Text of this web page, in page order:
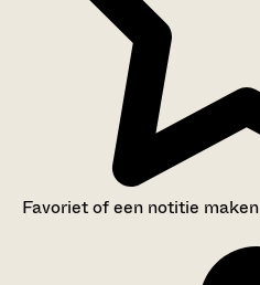
Favoriet of een notitie maken